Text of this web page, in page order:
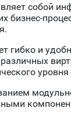
собой
бизнес-
гибко и